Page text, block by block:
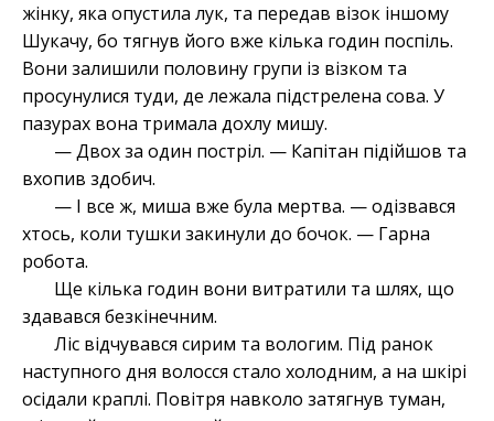
жінку, яка опустила лук, та передав візок іншому
Шукачу, бо тягнув його вже кілька годин поспіль.
Вони залишили половину групи із візком та
просунулися туди, де лежала підстрелена сова. У
пазурах вона тримала дохлу мишу.
— Двох за один постріл. — Капітан підійшов та
вхопив здобич.
— І все ж, миша вже була мертва. — одізвався
хтось, коли тушки закинули до бочок. — Гарна
робота.
Ще кілька годин вони витратили та шлях, що
здавався безкінечним.
Ліс відчувався сирим та вологим. Під ранок
наступного дня волосся стало холодним, а на шкірі
осідали краплі. Повітря навколо затягнув туман,